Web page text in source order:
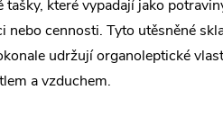
tašky, které vypadají jako
nebo cennosti. Tyto utěsněné
udržují organoleptické
a vzduchem.